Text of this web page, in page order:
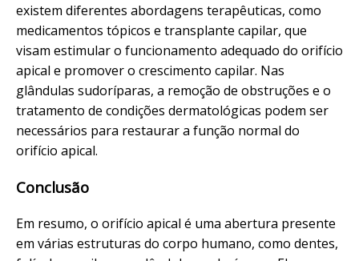
existem diferentes abordagens terapêuticas, como
medicamentos tópicos e transplante capilar, que
visam estimular o funcionamento adequado do orifício
apical e promover o crescimento capilar. Nas
glândulas sudoríparas, a remoção de obstruções e o
tratamento de condições dermatológicas podem ser
necessários para restaurar a função normal do
orifício apical.
Conclusão
Em resumo, o orifício apical é uma abertura presente
em várias estruturas do corpo humano, como dentes,